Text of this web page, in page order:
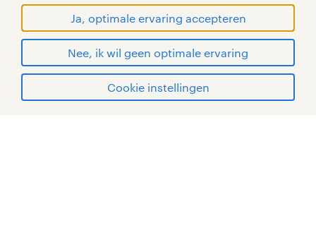
Ja, optimale ervaring accepteren
Nee, ik wil geen optimale ervaring
Cookie instellingen